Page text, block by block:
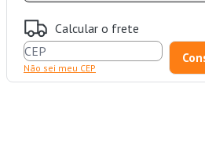
Calcular o frete
Não sei meu CEP